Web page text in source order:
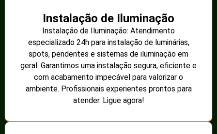
Instalação de Iluminação
Instalação de Iluminação: Atendimento
especializado 24h para instalação de luminárias,
spots, pendentes e sistemas de iluminação em
geral. Garantimos uma instalação segura, eficiente e
com acabamento impecável para valorizar o
ambiente. Profissionais experientes prontos para
atender. Ligue agora!